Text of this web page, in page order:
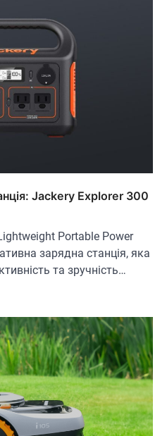
Jackery Explorer 300
Portable Power
зарядна станція, яка
та зручність…